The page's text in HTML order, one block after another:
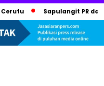
Sapulangit PR